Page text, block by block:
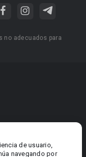
de usuario,
navegando por
no adecuados para